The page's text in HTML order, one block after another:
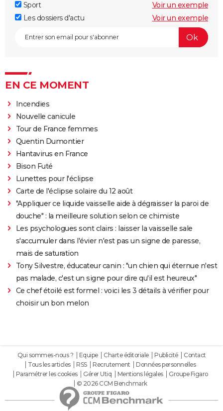
Sport
Voir un exemple
Les dossiers d'actu
Voir un exemple
EN CE MOMENT
Incendies
Nouvelle canicule
Tour de France femmes
Quentin Dumontier
Hantavirus en France
Bison Futé
Lunettes pour l'éclipse
Carte de l'éclipse solaire du 12 août
"Appliquer ce liquide vaisselle aide à dégraisser la paroi de
douche" : la meilleure solution selon ce chimiste
Les psychologues sont clairs : laisser la vaisselle sale
s'accumuler dans l'évier n'est pas un signe de paresse,
mais de saturation
Tony Silvestre, éducateur canin : "un chien qui éternue n'est
pas malade, c'est un signe pour dire qu'il est heureux"
Ce chef étoilé est formel : voici les 3 détails à vérifier pour
choisir un bon melon
Qui sommes-nous ? Equipe Charte éditoriale Publicité
Contact
Tous les articles
RSS Recrutement
Données personnelles
Paramétrer les cookies
Gérer Utiq Mentions légales
Groupe Figaro
© 2026 CCM Benchmark